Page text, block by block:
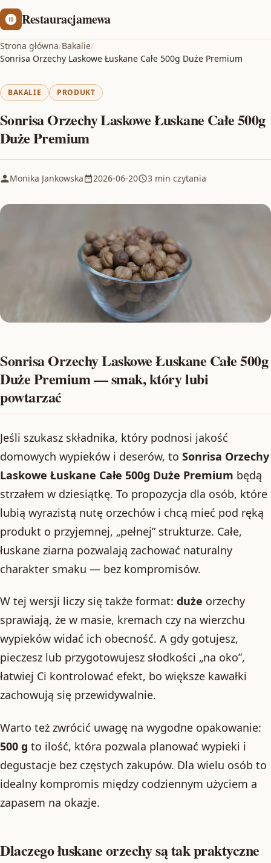
Restauracjamewa
Strona główna/Bakalie/
Sonrisa Orzechy Laskowe Łuskane Całe 500g Duże Premium
BAKALIE PRODUKT
Sonrisa Orzechy Laskowe Łuskane Całe 500g
Duże Premium
Monika Jankowska 2026-06-20 3 min czytania
Sonrisa Orzechy Laskowe Łuskane Całe 500g
Duże Premium — smak, który lubi
powtarzać
Jeśli szukasz składnika, który podnosi jakość
domowych wypieków i deserów, to Sonrisa Orzechy
Laskowe Łuskane Całe 500g Duże Premium będą
strzałem w dziesiątkę. To propozycja dla osób, które
lubią wyrazistą nutę orzechów i chcą mieć pod ręką
produkt o przyjemnej, „pełnej” strukturze. Całe,
łuskane ziarna pozwalają zachować naturalny
charakter smaku — bez kompromisów.
W tej wersji liczy się także format: duże orzechy
sprawiają, że w masie, kremach czy na wierzchu
wypieków widać ich obecność. A gdy gotujesz,
pieczesz lub przygotowujesz słodkości „na oko”,
łatwiej Ci kontrolować efekt, bo większe kawałki
zachowują się przewidywalnie.
Warto też zwrócić uwagę na wygodne opakowanie:
500 g to ilość, która pozwala planować wypieki i
degustacje bez częstych zakupów. Dla wielu osób to
idealny kompromis między codziennym użyciem a
zapasem na okazje.
Dlaczego łuskane orzechy są tak praktyczne